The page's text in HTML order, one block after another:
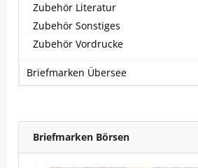
Zubehör Literatur
Zubehör Sonstiges
Zubehör Vordrucke
Briefmarken Übersee
Briefmarken Börsen